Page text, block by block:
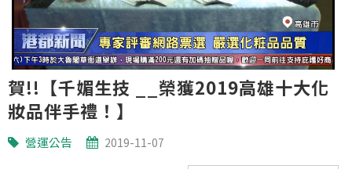
賀!!【千媚生技 __榮獲2019高雄十大化
妝品伴手禮！】
營運公告 2019-11-07